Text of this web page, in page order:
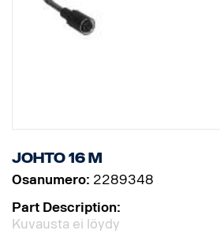
Johto 16 m
Osanumero: 2289348
Part Description:
Kuvausta ei löydy